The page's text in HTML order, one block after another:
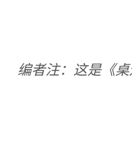
编者注：这是《桌